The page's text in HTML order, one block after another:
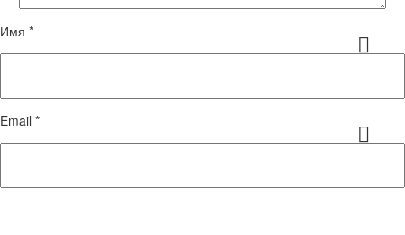
Имя *
Email *